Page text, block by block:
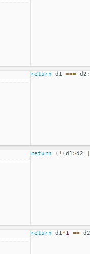
return d1 === d2 ;
return ( ! (d1>d2
return d1*1 == d2